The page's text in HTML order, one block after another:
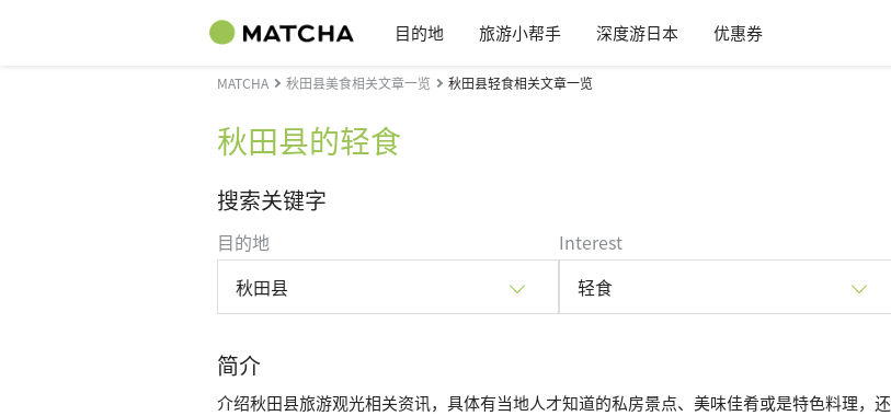
目的地 旅游小帮手 深度游日本 优惠券
MATCHA 秋田县美食相关文章一览 秋田县轻食相关文章一览
秋田县的轻食
搜索关键字
目的地
秋田县
Interest
轻食
简介
介绍秋田县旅游观光相关资讯，具体有当地人才知道的私房景点、美味佳肴或是特色料理，还